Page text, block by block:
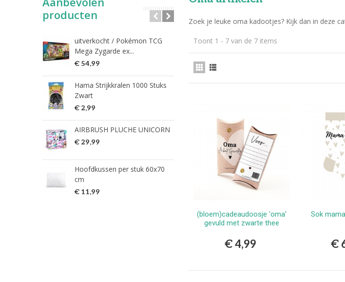
producten
uitverkocht / Pokémon TCG
Mega Zygarde ex...
€ 54,99
Hama Strijkkralen 1000 Stuks
Zwart
€ 2,99
AIRBRUSH PLUCHE UNICORN
€ 29,99
Hoofdkussen per stuk 60x70
cm
€ 11,99
Rietjes papier 40st in tube
€ 1,99
HG vlekkenspray extra sterk/
verwijdert meest...
€ 9,99
HG Vlekkenspray / voor vlek
verwijdering en...
Zoek je leuke oma kadootjes? Kijk dan in deze
Toont 1 - 7 van de 7 items
Bestellen
(bloem)cadeaudoosje 'oma'
gevuld met zwarte thee
€ 4,99
Sok
€